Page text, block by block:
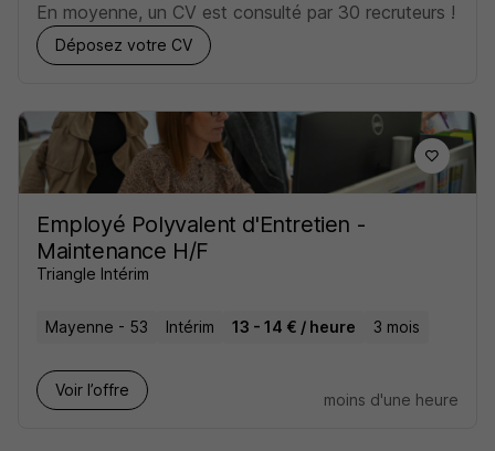
En moyenne, un CV est consulté par 30 recruteurs !
Déposez votre CV
Employé Polyvalent d'Entretien -
Maintenance H/F
Triangle Intérim
Mayenne - 53 Intérim 13 - 14 € / heure 3 mois
Voir l’offre
moins d'une heure